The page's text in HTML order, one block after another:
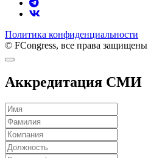
Политика конфиденциальности
© FCongress, все права защищены
Аккредитация СМИ